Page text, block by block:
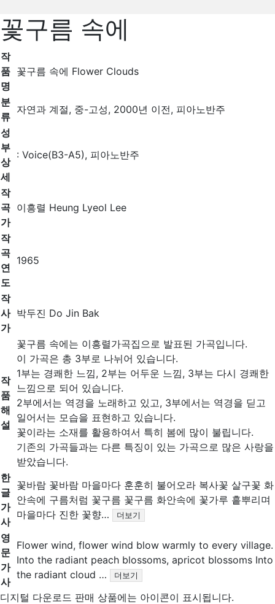
꽃구름 속에
작
품
명
꽃구름 속에 Flower Clouds
분
류
자연과 계절, 중-고성, 2000년 이전, 피아노반주
성
부
상
세
: Voice(B3-A5), 피아노반주
작
곡
가
이흥렬 Heung Lyeol Lee
작
곡
연
도
1965
작
사
가
박두진 Do Jin Bak
작
품
해
설
꽃구름 속에는 이흥렬가곡집으로 발표된 가곡입니다.
이 가곡은 총 3부로 나뉘어 있습니다.
1부는 경쾌한 느낌, 2부는 어두운 느낌, 3부는 다시 경쾌한
느낌으로 되어 있습니다.
2부에서는 역경을 노래하고 있고, 3부에서는 역경을 딛고
일어서는 모습을 표현하고 있습니다.
꽃이라는 소재를 활용하여서 특히 봄에 많이 불립니다.
기존의 가곡들과는 다른 특징이 있는 가곡으로 많은 사랑을
받았습니다.
한
글
가
사
꽃바람 꽃바람 마을마다 훈훈히 불어오라 복사꽃 살구꽃 화
안속에 구름처럼 꽃구름 꽃구름 화안속에 꽃가루 흩뿌리며
마을마다 진한 꽃향…
더보기
영
문
가
사
Flower wind, flower wind blow warmly to every village.
Into the radiant peach blossoms, apricot blossoms Into
the radiant cloud …
더보기
디지털 다운로드 판매 상품에는 아이콘이 표시됩니다.